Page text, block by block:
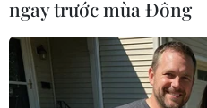
ngay trước mùa Đông